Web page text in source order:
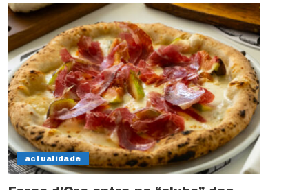
actualidade